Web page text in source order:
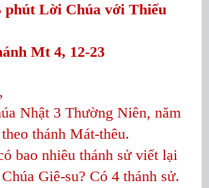
phút Lời Chúa với Thiếu
Mt 4, 12-23
Nhật 3 Thường Niên, năm
thánh Mát-thêu.
bao nhiêu thánh sử viết lại
Giê-su? Có 4 thánh sử.